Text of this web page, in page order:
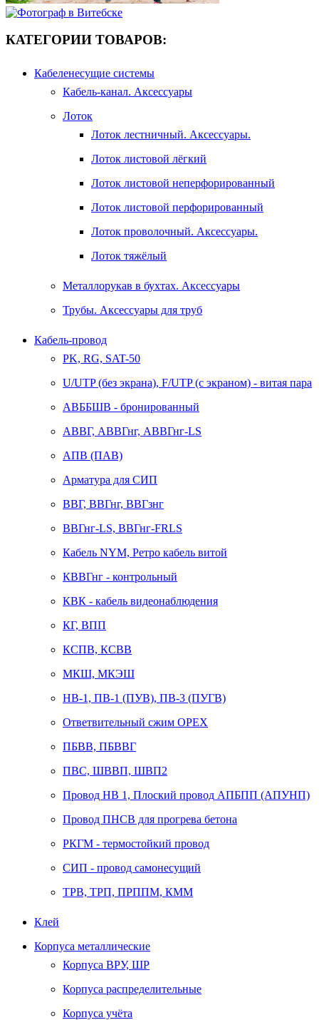
КАТЕГОРИИ ТОВАРОВ:
Кабеленесущие системы
Кабель-канал. Аксессуары
Лоток
Лоток лестничный. Аксессуары.
Лоток листовой лёгкий
Лоток листовой неперфорированный
Лоток листовой перфорированный
Лоток проволочный. Аксессуары.
Лоток тяжёлый
Металлорукав в бухтах. Аксессуары
Трубы. Аксессуары для труб
Кабель-провод
PK, RG, SAT-50
U/UTP (без экрана), F/UTP (с экраном) - витая пара
АВББШВ - бронированный
АВВГ, АВВГнг, АВВГнг-LS
АПВ (ПАВ)
Арматура для СИП
ВВГ, ВВГнг, ВВГзнг
ВВГнг-LS, ВВГнг-FRLS
Кабель NYM, Ретро кабель витой
КВВГнг - контрольный
КВК - кабель видеонаблюдения
КГ, ВПП
КСПВ, КСВВ
МКШ, МКЭШ
НВ-1, ПВ-1 (ПУВ), ПВ-3 (ПУГВ)
Ответвительный сжим ОРЕХ
ПБВВ, ПБВВГ
ПВС, ШВВП, ШВП2
Провод НВ 1, Плоский провод АПБПП (АПУНП)
Провод ПНСВ для прогрева бетона
РКГМ - термостойкий провод
СИП - провод самонесущий
ТРВ, ТРП, ПРППМ, КММ
Клей
Корпуса металлические
Корпуса ВРУ, ШР
Корпуса распределительные
Корпуса учёта